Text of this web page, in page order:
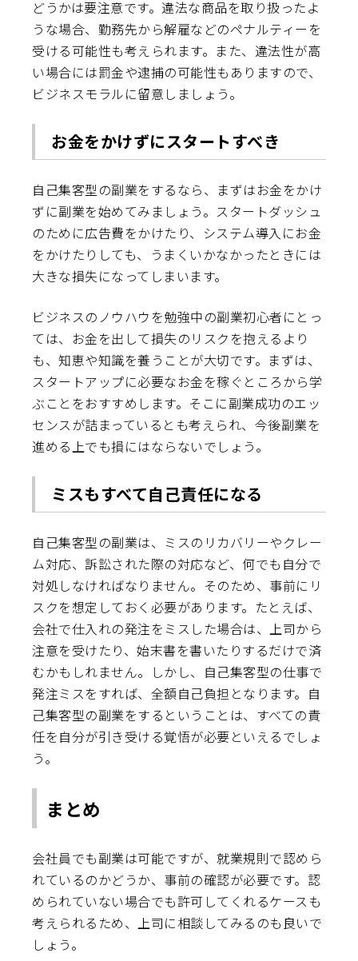
どうかは要注意です。違法な商品を取り扱ったよ
うな場合、勤務先から解雇などのペナルティーを
受ける可能性も考えられます。また、違法性が高
い場合には罰金や逮捕の可能性もありますので、
ビジネスモラルに留意しましょう。
お金をかけずにスタートすべき
自己集客型の副業をするなら、まずはお金をかけ
ずに副業を始めてみましょう。スタートダッシュ
のために広告費をかけたり、システム導入にお金
をかけたりしても、うまくいかなかったときには
大きな損失になってしまいます。
ビジネスのノウハウを勉強中の副業初心者にとっ
ては、お金を出して損失のリスクを抱えるより
も、知恵や知識を養うことが大切です。まずは、
スタートアップに必要なお金を稼ぐところから学
ぶことをおすすめします。そこに副業成功のエッ
センスが詰まっているとも考えられ、今後副業を
進める上でも損にはならないでしょう。
ミスもすべて自己責任になる
自己集客型の副業は、ミスのリカバリーやクレー
ム対応、訴訟された際の対応など、何でも自分で
対処しなければなりません。そのため、事前にリ
スクを想定しておく必要があります。たとえば、
会社で仕入れの発注をミスした場合は、上司から
注意を受けたり、始末書を書いたりするだけで済
むかもしれません。しかし、自己集客型の仕事で
発注ミスをすれば、全額自己負担となります。自
己集客型の副業をするということは、すべての責
任を自分が引き受ける覚悟が必要といえるでしょ
う。
まとめ
会社員でも副業は可能ですが、就業規則で認めら
れているのかどうか、事前の確認が必要です。認
められていない場合でも許可してくれるケースも
考えられるため、上司に相談してみるのも良いで
しょう。